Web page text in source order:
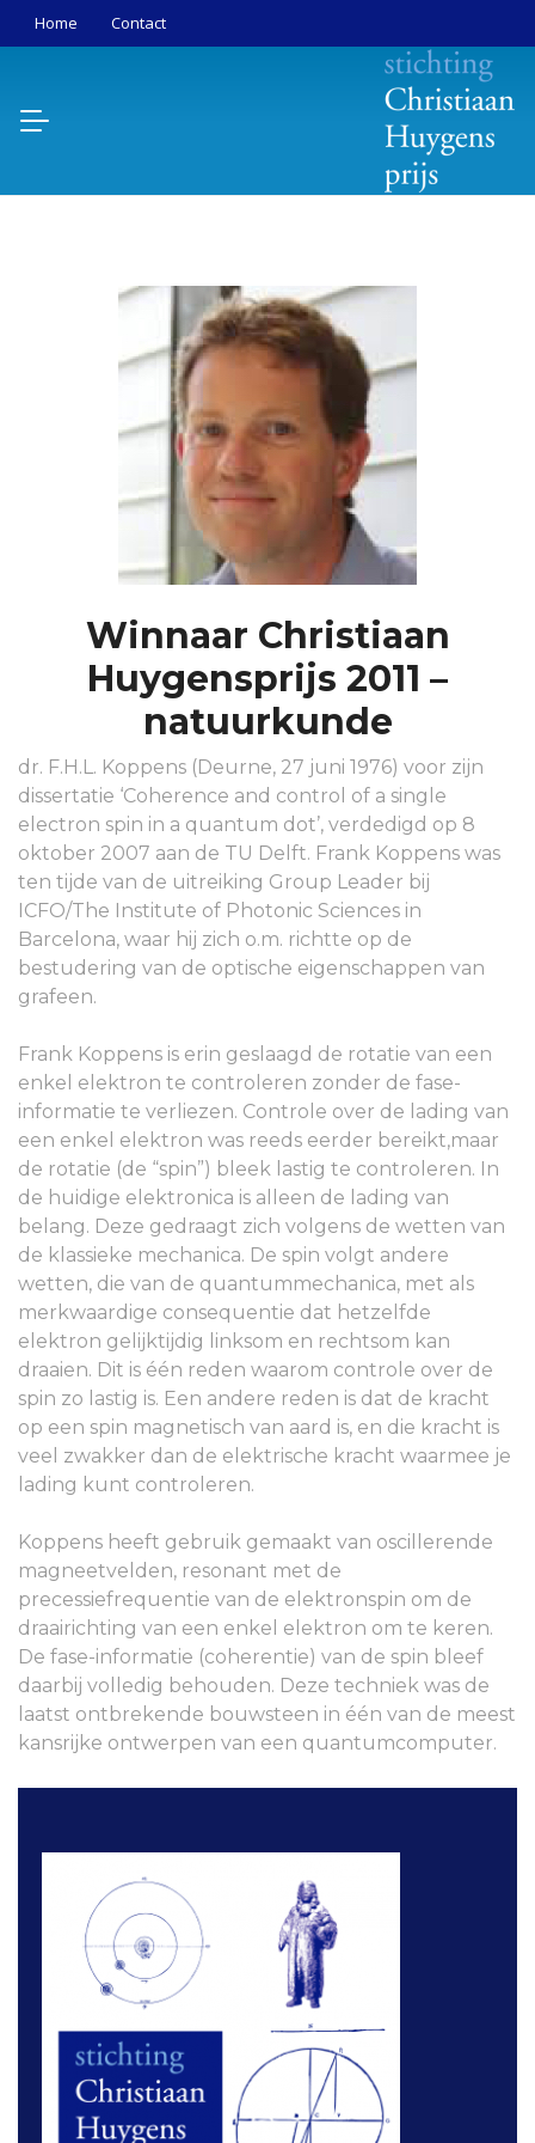
Home Contact
Winnaar Christiaan
Huygensprijs 2011 –
natuurkunde
dr. F.H.L. Koppens (Deurne, 27 juni 1976) voor zijn
dissertatie ‘Coherence and control of a single
electron spin in a quantum dot’, verdedigd op 8
oktober 2007 aan de TU Delft. Frank Koppens was
ten tijde van de uitreiking Group Leader bij
ICFO/The Institute of Photonic Sciences in
Barcelona, waar hij zich o.m. richtte op de
bestudering van de optische eigenschappen van
grafeen.
Frank Koppens is erin geslaagd de rotatie van een
enkel elektron te controleren zonder de fase-
informatie te verliezen. Controle over de lading van
een enkel elektron was reeds eerder bereikt,maar
de rotatie (de “spin”) bleek lastig te controleren. In
de huidige elektronica is alleen de lading van
belang. Deze gedraagt zich volgens de wetten van
de klassieke mechanica. De spin volgt andere
wetten, die van de quantummechanica, met als
merkwaardige consequentie dat hetzelfde
elektron gelijktijdig linksom en rechtsom kan
draaien. Dit is één reden waarom controle over de
spin zo lastig is. Een andere reden is dat de kracht
op een spin magnetisch van aard is, en die kracht is
veel zwakker dan de elektrische kracht waarmee je
lading kunt controleren.
Koppens heeft gebruik gemaakt van oscillerende
magneetvelden, resonant met de
precessiefrequentie van de elektronspin om de
draairichting van een enkel elektron om te keren.
De fase-informatie (coherentie) van de spin bleef
daarbij volledig behouden. Deze techniek was de
laatst ontbrekende bouwsteen in één van de meest
kansrijke ontwerpen van een quantumcomputer.